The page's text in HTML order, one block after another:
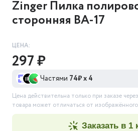
Zinger Пилка
сторонняя BA-17
ЦЕНА:
297 ₽
Частями 74₽ х 4
Цена действительна только при заказе
товара может отличаться от
заказать в 1